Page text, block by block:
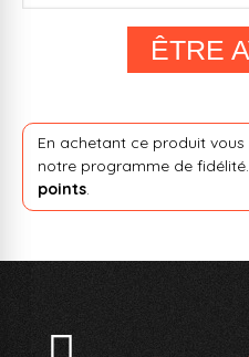
ÊTRE
En achetant ce produit vous
notre programme de
points.